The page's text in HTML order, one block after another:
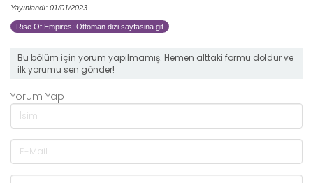
Yayınlandı: 01/01/2023
Rise Of Empires: Ottoman dizi sayfasina git
Bu bölüm için yorum yapılmamış. Hemen alttaki formu doldur ve
ilk yorumu sen gönder!
Yorum Yap